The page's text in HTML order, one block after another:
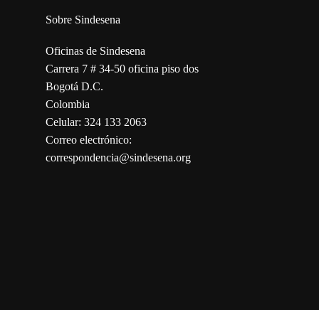
Sobre Sindesena
Oficinas de Sindesena
Carrera 7 # 34-50 oficina piso dos
Bogotá D.C.
Colombia
Celular: 324 133 2063
Correo electrónico:
correspondencia@sindesena.org